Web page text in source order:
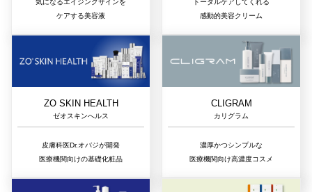
気になるエイジングサインを
ケアする美容液
トータルケアしてくれる
感動的美容クリーム
ZO SKIN HEALTH
ゼオスキンへルス
皮膚科医Dr.オバジが開発
医療機関向けの基礎化粧品
CLIGRAM
カリグラム
濃厚かつシンプルな
医療機関向け高濃度コスメ